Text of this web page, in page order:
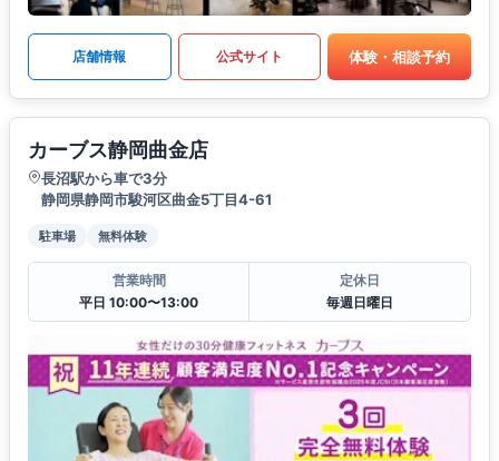
店舗情報 公式サイト 体験・相談予約
カーブス静岡曲金店
長沼駅から車で3分
静岡県静岡市駿河区曲金5丁目4-61
駐車場 無料体験
営業時間
平日 10:00〜13:00
定休日
毎週日曜日